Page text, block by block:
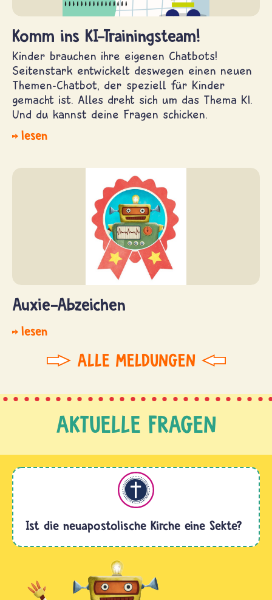
Komm ins KI-Trainingsteam!
Kinder brauchen ihre eigenen Chatbots!
Seitenstark entwickelt deswegen einen neuen
Themen-Chatbot, der speziell für Kinder
gemacht ist. Alles dreht sich um das Thema KI.
Und du kannst deine Fragen schicken.
lesen
Auxie-Abzeichen
lesen
ALLE MELDUNGEN
AKTUELLE FRAGEN
Ist die neuapostolische Kirche eine Sekte?